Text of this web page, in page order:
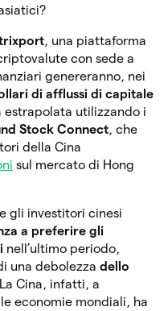
, una piattaforma
con sede a
genereranno, nei
di afflussi di capitale
estrapolata utilizzando i
Stock Connect, che
della Cina
sul mercato di Hong
gli investitori cinesi
a preferire gli
nell’ultimo periodo,
una debolezza dello
Cina, infatti, a
economie mondiali, ha